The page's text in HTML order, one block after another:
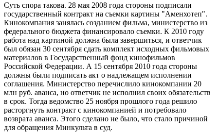
Суть спора такова. 28 мая 2008 года стороны подписали
государственный контракт на съемки картины "Аменхотеп".
Кинокомпания занялась созданием фильма, министерство из
федерального бюджета финансировало съемки. К 2010 году
работа над картиной должна была завершиться, и ответчик
был обязан 30 сентября сдать комплект исходных фильмовых
материалов в Государственный фонд кинофильмов
Российской Федерации. А 15 сентября 2010 года стороны
должны были подписать акт о надлежащем исполнении
соглашения. Министерство перечислило кинокомпании 20
млн руб. аванса, но ответчик не исполнил своих обязательств
в срок. Тогда ведомство 25 ноября прошлого года решило
расторгнуть контракт с кинокомпанией и потребовало
возврата аванса. Этого сделано не было, что стало причиной
для обращения Минкульта в суд.